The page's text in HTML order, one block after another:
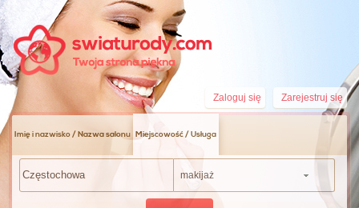
Zarejestruj się
Zaloguj się
Imię i nazwisko / Nazwa salonu Miejscowość / Usługa
makijaż